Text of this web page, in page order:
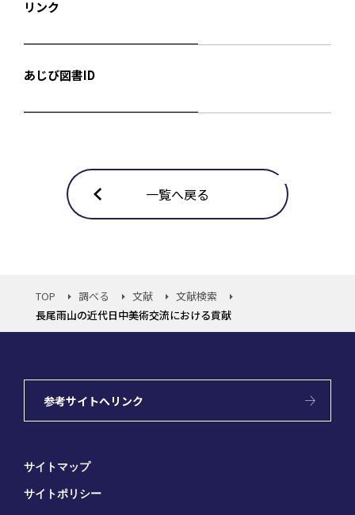
リンク
あじび図書ID
一覧へ戻る
TOP 調べる 文献
文献検索
長尾雨山の近代日中美術交流における貢献
参考サイトへリンク
サイトマップ
サイトポリシー